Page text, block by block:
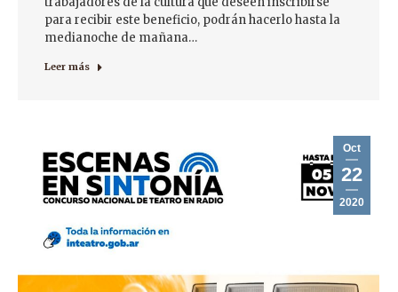
para recibir este beneficio, podrán hacerlo hasta la
medianoche de mañana…
Leer más
Oct
22
2020